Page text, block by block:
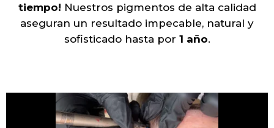
tiempo! Nuestros pigmentos de alta calidad
aseguran un resultado impecable, natural y
sofisticado hasta por 1 año.